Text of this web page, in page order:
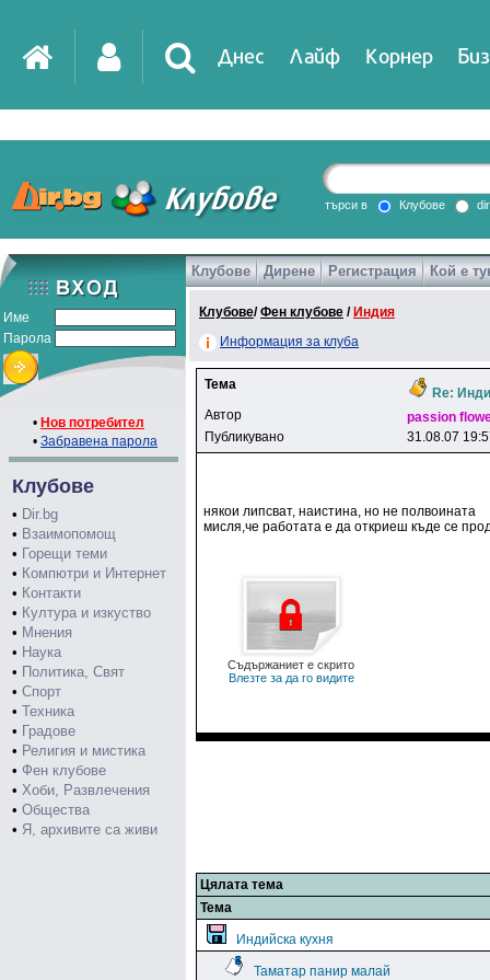
Днес Лайф Корнер
DirTV Impressio
Games
търси в Клубове
Име
Парола
• Нов потребител
• Забравена парола
Клубове
• Dir.bg
• Взаимопомощ
• Горещи теми
• Компютри и Интернет
• Контакти
• Култура и изкуство
• Мнения
• Наука
• Политика, Свят
• Спорт
• Техника
• Градове
• Религия и мистика
• Фен клубове
• Хоби, Развлечения
• Общества
• Я, архивите са живи
Клубове Дирене Регистрация Кой е
Клубове/Фен клубове / Индия
Информация за клуба
Тема
Re:
Автор
passion
Публикувано
31.08.07
някои липсват, наистина, но не полвоината
мисля,че работата е да откриеш къде се
Съдържаниет е скрито
Влезте за да го видите
Цялата тема
Тема
Индийска кухня
Таматар панир малай